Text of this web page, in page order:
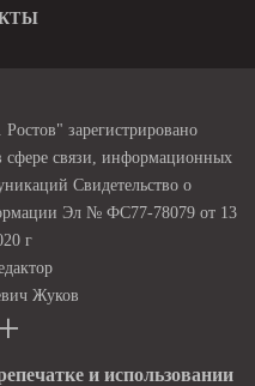
зарегистрировано
сфере связи, информационных
Свидетельство о
Эл № ФС77-78079 от 13
г
Жуков
и использовании